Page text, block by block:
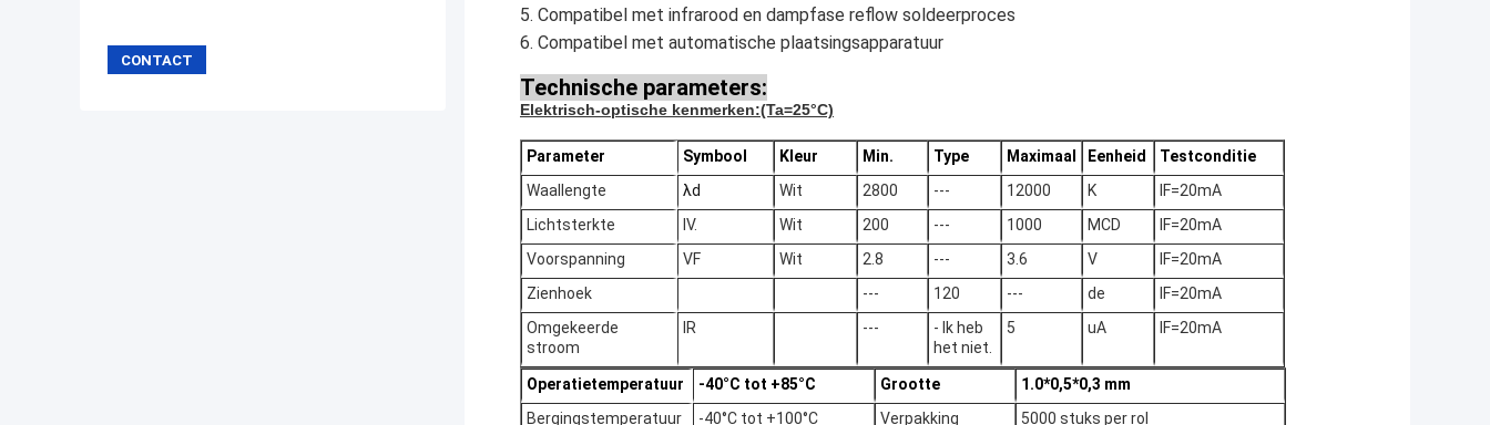
5. Compatibel met infrarood en dampfase reflow soldeerproces
6. Compatibel met automatische plaatsingsapparatuur
Technische parameters:
Elektrisch-optische kenmerken:(Ta=25°C)
Parameter Symbool Kleur Min. Type Maximaal Eenheid
Testconditie
Waallengte
λd Wit 2800 --- 12000 K
IF=20mA
Lichtsterkte
IV. Wit 200 --- 1000 MCD
IF=20mA
Voorspanning
VF Wit 2.8 --- 3.6 V
IF=20mA
Zienhoek
--- 120 --- de
IF=20mA
Omgekeerde
stroom
IR ---
- Ik heb
het niet.
5 uA IF=20mA
Operatietemperatuur -40°C tot +85°C Grootte
1.0*0,5*0,3 mm
Bergingstemperatuur
-40°C tot +100°C Verpakking 5000 stuks per rol